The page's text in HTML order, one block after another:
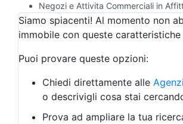
Negozi e Attivita Commerciali in
Qualsiasi
Attività/Licenza Commerciale
Azienda Agricola
Bar/Ristorante
Albergo
Laboratorio Artigianale
Negozio/locale commerciale
Agriturismo
Siamo spiacenti! Al momento non
immobile con queste
Puoi provare queste opzioni:
Chiedi direttamente alle
o descrivigli cosa stai
Prova ad ampliare la tua